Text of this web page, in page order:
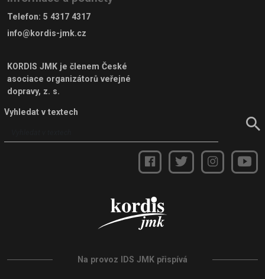
Telefon: 5 4317 4317
info@kordis-jmk.cz
KORDIS JMK je členem České
asociace organizátorů veřejné
dopravy, z. s.
Vyhledat v textech
Na provoz IDS JMK přispívá